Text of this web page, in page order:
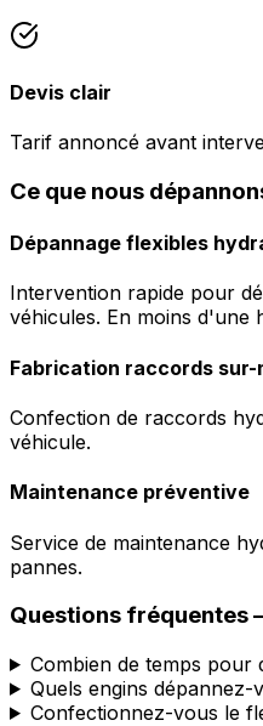
Devis clair
Tarif annoncé avant
Ce que nous
Dépannage flexibles
Intervention rapide pour
véhicules. En moins d'une
Fabrication raccords sur-
Confection de raccords
véhicule.
Maintenance préventive
Service de maintenance
pannes.
Questions fréquentes
Combien de temps
Quels engins
Confectionnez-vous le